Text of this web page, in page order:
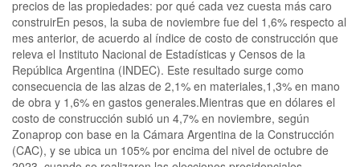
precios de las propiedades: por qué cada vez cuesta más caro
construirEn pesos, la suba de noviembre fue del 1,6% respecto al
mes anterior, de acuerdo al índice de costo de construcción que
releva el Instituto Nacional de Estadísticas y Censos de la
República Argentina (INDEC). Este resultado surge como
consecuencia de las alzas de 2,1% en materiales,1,3% en mano
de obra y 1,6% en gastos generales.Mientras que en dólares el
costo de construcción subió un 4,7% en noviembre, según
Zonaprop con base en la Cámara Argentina de la Construcción
(CAC), y se ubica un 105% por encima del nivel de octubre de